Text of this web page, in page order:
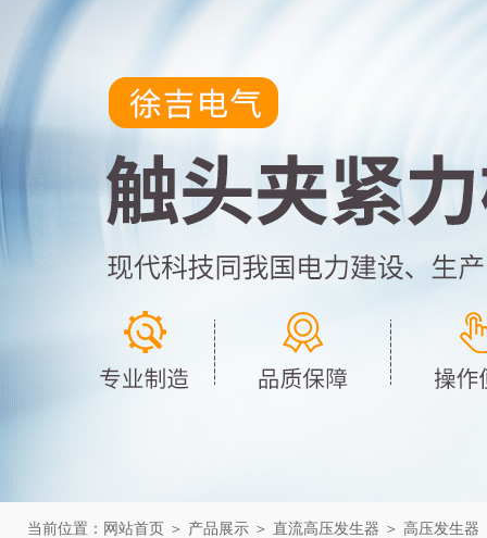
当前位置： 网站首页 ＞ 产品展示 ＞ 直流高压发生器 ＞ 高压发生器